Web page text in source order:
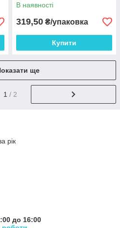
В наявності
319,50 ₴/упаковка
Купити
ще
1 / 2
рік
до 16:00